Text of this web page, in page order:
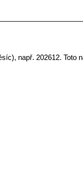
např. 202612. Toto